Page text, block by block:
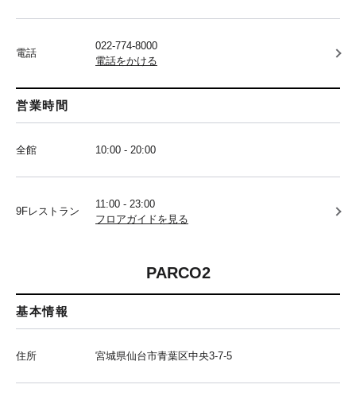
電話
022-774-8000
電話をかける
営業時間
全館 10:00 - 20:00
9Fレストラン
11:00 - 23:00
フロアガイドを見る
PARCO2
基本情報
住所 宮城県仙台市青葉区中央3-7-5